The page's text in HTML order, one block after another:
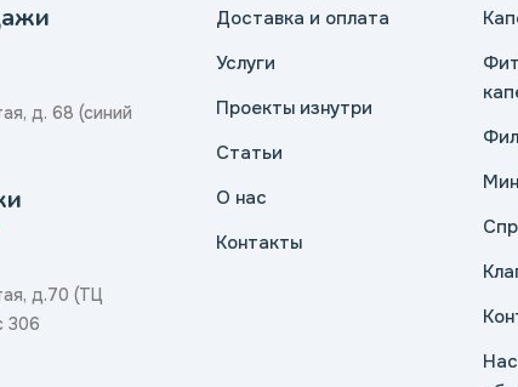
д. 68 (синий
д.70 (ТЦ
306
Доставка и оплата
Услуги
Проекты изнутри
Статьи
О нас
Контакты